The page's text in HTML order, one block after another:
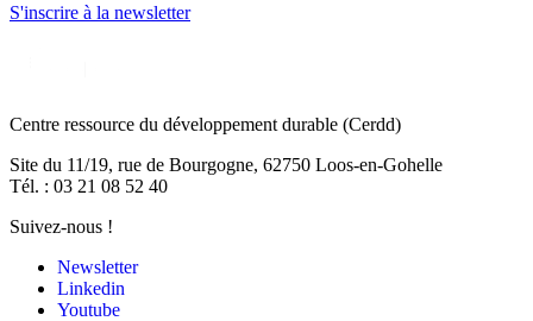
S'inscrire à la newsletter
Centre ressource du développement durable (Cerdd)
Site du 11/19, rue de Bourgogne, 62750 Loos-en-Gohelle
Tél. : 03 21 08 52 40
Suivez-nous !
Newsletter
Linkedin
Youtube